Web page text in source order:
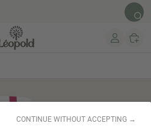
CONTINUE WITHOUT ACCEPTING →
au contenu